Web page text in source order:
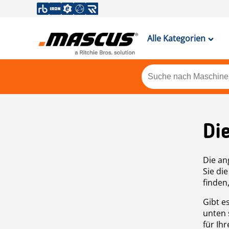
Alle Kategorien
Die
Sie
Gibt
unten
für